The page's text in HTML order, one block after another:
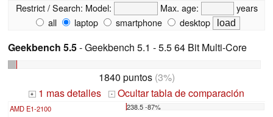
Restrict / Search: Model: Max. age:
years
all
laptop smartphone desktop
Geekbench 5.5- Geekbench 5.1 - 5.5 64 Bit Multi-Core
1840 puntos(3%)
+ 1 mas detalles - Ocultar tabla de comparación
AMD E1-2100 238.5 -87%